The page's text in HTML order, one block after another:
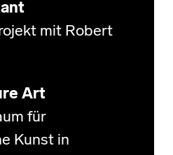
mit Robert
Art
für
Kunst in